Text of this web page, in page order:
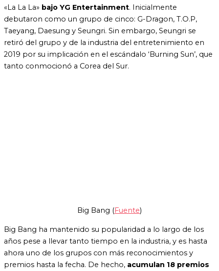
«La La La» bajo YG Entertainment. Inicialmente
debutaron como un grupo de cinco: G-Dragon, T.O.P,
Taeyang, Daesung y Seungri. Sin embargo, Seungri se
retiró del grupo y de la industria del entretenimiento en
2019 por su implicación en el escándalo ‘Burning Sun’, que
tanto conmocionó a Corea del Sur.
Big Bang (Fuente)
Big Bang ha mantenido su popularidad a lo largo de los
años pese a llevar tanto tiempo en la industria, y es hasta
ahora uno de los grupos con más reconocimientos y
premios hasta la fecha. De hecho, acumulan 18 premios